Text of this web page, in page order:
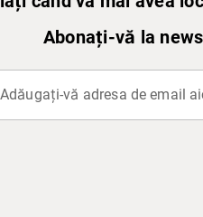
Abonați-vă la
Adăugați-vă adresa de email